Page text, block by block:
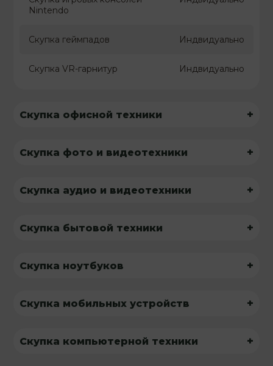
Nintendo
Скупка геймпадов Индвидуально
Скупка VR-гарнитур Индвидуально
Скупка офисной техники +
Скупка фото и видеотехники +
Скупка аудио и видеотехники +
Скупка бытовой техники +
Скупка ноутбуков +
Скупка мобильных устройств +
Скупка компьютерной техники +